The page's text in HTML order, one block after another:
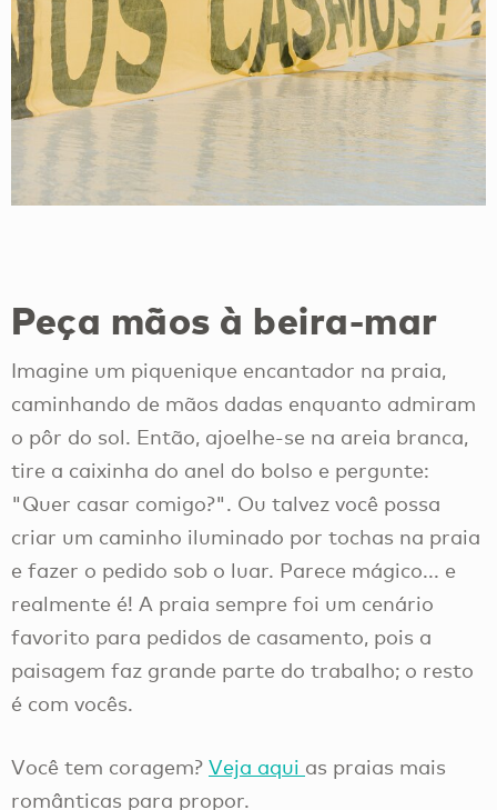
Peça mãos à beira-mar
Imagine um piquenique encantador na praia,
caminhando de mãos dadas enquanto admiram
o pôr do sol. Então, ajoelhe-se na areia branca,
tire a caixinha do anel do bolso e pergunte:
"Quer casar comigo?". Ou talvez você possa
criar um caminho iluminado por tochas na praia
e fazer o pedido sob o luar. Parece mágico... e
realmente é! A praia sempre foi um cenário
favorito para pedidos de casamento, pois a
paisagem faz grande parte do trabalho; o resto
é com vocês.
Você tem coragem? Veja aqui as praias mais
românticas para propor.